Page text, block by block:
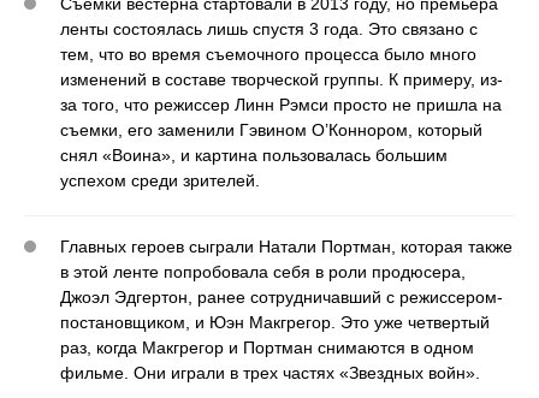
ленты состоялась лишь спустя 3 года. Это связано с
тем, что во время съемочного процесса было много
изменений в составе творческой группы. К примеру, из-
за того, что режиссер Линн Рэмси просто не пришла на
съемки, его заменили Гэвином О’Коннором, который
снял «Воина», и картина пользовалась большим
успехом среди зрителей.
Главных героев сыграли Натали Портман, которая также
в этой ленте попробовала себя в роли продюсера,
Джоэл Эдгертон, ранее сотрудничавший с режиссером-
постановщиком, и Юэн Макгрегор. Это уже четвертый
раз, когда Макгрегор и Портман снимаются в одном
фильме. Они играли в трех частях «Звездных войн».